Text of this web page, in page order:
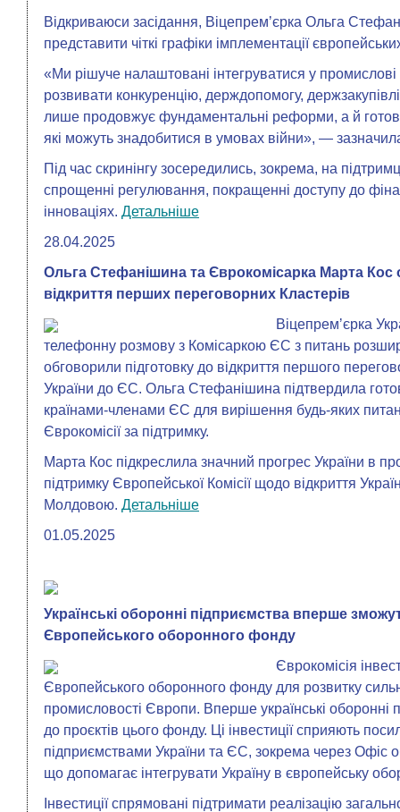
Відкриваюси засідання, Віцепремʼєрка Ольга
представити чіткі графіки імплементації
«Ми рішуче налаштовані інтегруватися у
розвивати конкуренцію, держдопомогу,
лише продовжує фундаментальні реформи, а й
які можуть знадобитися в умовах війни», —
Під час скринінгу зосередились, зокрема, на
спрощенні регулювання, покращенні доступу до
інноваціях. Детальніше
28.04.2025
Ольга Стефанішина та Єврокомісарка Марта Кос
відкриття перших переговорних Кластерів
Віцепремʼєрка
телефонну розмову з Комісаркою ЄС з питань
обговорили підготовку до відкриття першого
України до ЄС. Ольга Стефанішина підтвердила
країнами-членами ЄС для вирішення будь-яких
Єврокомісії за підтримку.
Марта Кос підкреслила значний прогрес України в
підтримку Європейської Комісії щодо відкриття
Молдовою. Детальніше
01.05.2025
Українські оборонні підприємства вперше
Європейського оборонного фонду
Єврокомісія
Європейського оборонного фонду для розвитку
промисловості Європи. Вперше українські оборонні
до проєктів цього фонду. Ці інвестиції сприяють
підприємствами України та ЄС, зокрема через Офіс
що допомагає інтегрувати Україну в європейську
Інвестиції спрямовані підтримати реалізацію